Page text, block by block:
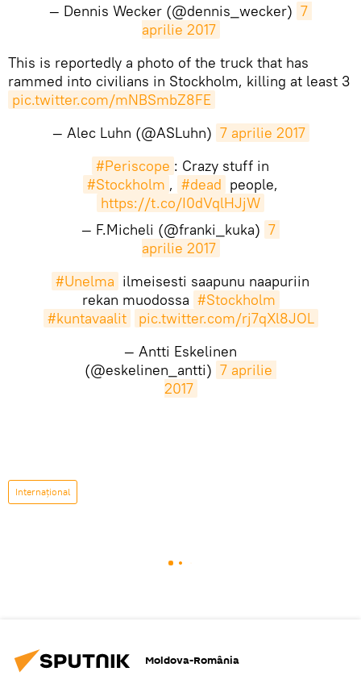
— Dennis Wecker (@dennis_wecker) 7
aprilie 2017
​This is reportedly a photo of the truck that has
rammed into civilians in Stockholm, killing at least 3
pic.twitter.com/mNBSmbZ8FE
— Alec Luhn (@ASLuhn) 7 aprilie 2017
#Periscope : Crazy stuff in
#Stockholm , #dead people,
https://t.co/I0dVqlHJjW
— F.Micheli (@franki_kuka) 7
aprilie 2017
#Unelma ilmeisesti saapunu naapuriin
rekan muodossa #Stockholm
#kuntavaalit
pic.twitter.com/rj7qXl8JOL
— Antti Eskelinen
(@eskelinen_antti) 7 aprilie
2017
Internaţional
Moldova-România